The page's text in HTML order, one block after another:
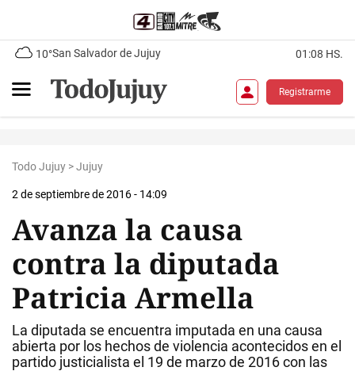
10°San Salvador de Jujuy 01:08 HS.
Registrarme
Todo Jujuy >Jujuy
2 de septiembre de 2016 - 14:09
Avanza la causa
contra la diputada
Patricia Armella
La diputada se encuentra imputada en una causa
abierta por los hechos de violencia acontecidos en el
partido justicialista el 19 de marzo de 2016 con las